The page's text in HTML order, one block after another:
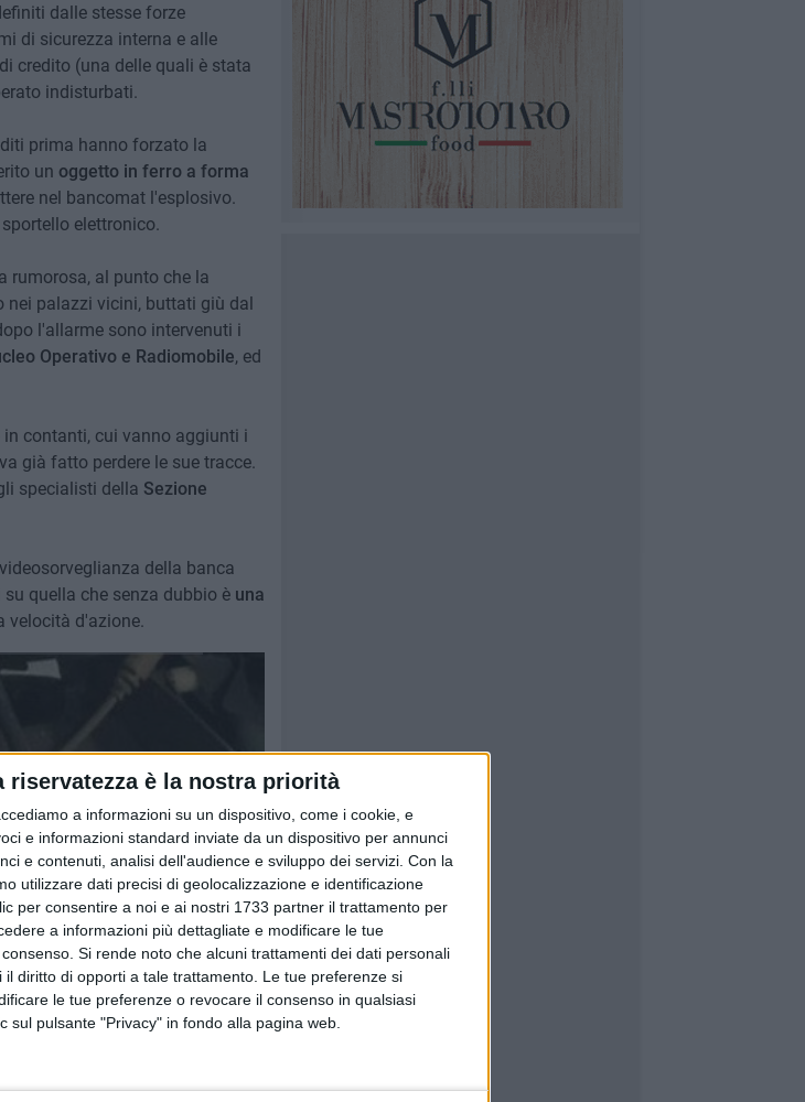
riservatezza è la nostra priorità
a informazioni su un dispositivo, come i cookie, e
e informazioni standard inviate da un dispositivo per annunci
e contenuti, analisi dell'audience e sviluppo dei servizi. Con la
utilizzare dati precisi di geolocalizzazione e identificazione
per consentire a noi e ai nostri 1733 partner il trattamento per
a informazioni più dettagliate e modificare le tue
Si rende noto che alcuni trattamenti dei dati personali
diritto di opporti a tale trattamento. Le tue preferenze si
le tue preferenze o revocare il consenso in qualsiasi
pulsante "Privacy" in fondo alla pagina web.
dalle stesse forze
di sicurezza interna e alle
credito (una delle quali è stata
indisturbati.
prima hanno forzato la
un oggetto in ferro a forma
nel bancomat l'esplosivo.
elettronico.
rumorosa, al punto che la
palazzi vicini, buttati giù dal
l'allarme sono intervenuti i
Operativo e Radiomobile, ed
in contanti, cui vanno aggiunti i
già fatto perdere le sue tracce.
specialisti della Sezione
della banca
quella che senza dubbio è una
velocità d'azione.